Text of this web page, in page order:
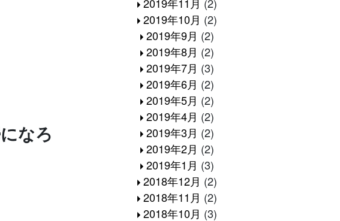
なろ
2019年11月 (2)
2019年10月 (2)
2019年9月 (2)
2019年8月 (2)
2019年7月 (3)
2019年6月 (2)
2019年5月 (2)
2019年4月 (2)
2019年3月 (2)
2019年2月 (2)
2019年1月 (3)
2018年12月 (2)
2018年11月 (2)
2018年10月 (3)